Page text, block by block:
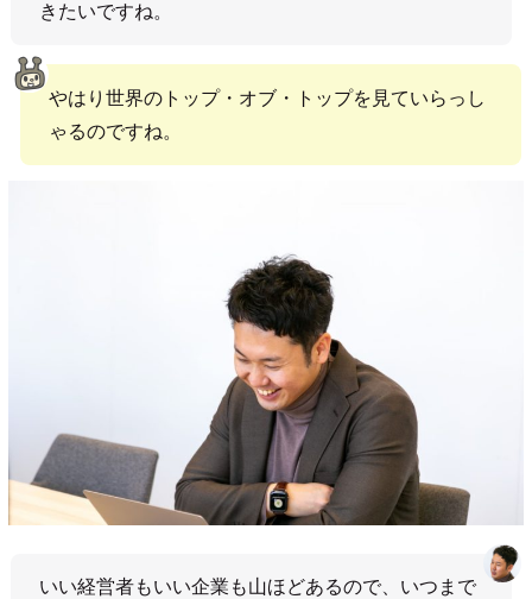
きたいですね。
やはり世界のトップ・オブ・トップを見ていらっし
ゃるのですね。
いい経営者もいい企業も山ほどあるので、いつまで